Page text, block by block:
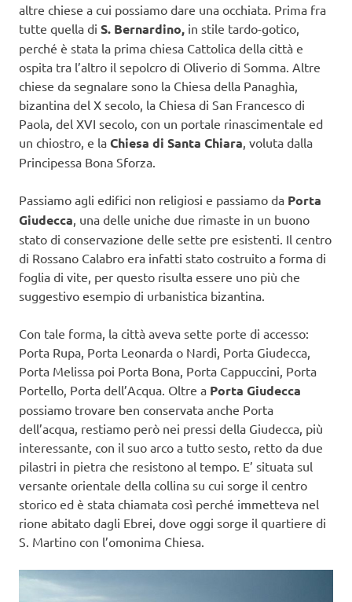
altre chiese a cui possiamo dare una occhiata. Prima fra
tutte quella di S. Bernardino, in stile tardo-gotico,
perché è stata la prima chiesa Cattolica della città e
ospita tra l’altro il sepolcro di Oliverio di Somma. Altre
chiese da segnalare sono la Chiesa della Panaghìa,
bizantina del X secolo, la Chiesa di San Francesco di
Paola, del XVI secolo, con un portale rinascimentale ed
un chiostro, e la Chiesa di Santa Chiara, voluta dalla
Principessa Bona Sforza.
Passiamo agli edifici non religiosi e passiamo da Porta
Giudecca, una delle uniche due rimaste in un buono
stato di conservazione delle sette pre esistenti. Il centro
di Rossano Calabro era infatti stato costruito a forma di
foglia di vite, per questo risulta essere uno più che
suggestivo esempio di urbanistica bizantina.
Con tale forma, la città aveva sette porte di accesso:
Porta Rupa, Porta Leonarda o Nardi, Porta Giudecca,
Porta Melissa poi Porta Bona, Porta Cappuccini, Porta
Portello, Porta dell’Acqua. Oltre a Porta Giudecca
possiamo trovare ben conservata anche Porta
dell’acqua, restiamo però nei pressi della Giudecca, più
interessante, con il suo arco a tutto sesto, retto da due
pilastri in pietra che resistono al tempo. E’ situata sul
versante orientale della collina su cui sorge il centro
storico ed è stata chiamata così perché immetteva nel
rione abitato dagli Ebrei, dove oggi sorge il quartiere di
S. Martino con l’omonima Chiesa.